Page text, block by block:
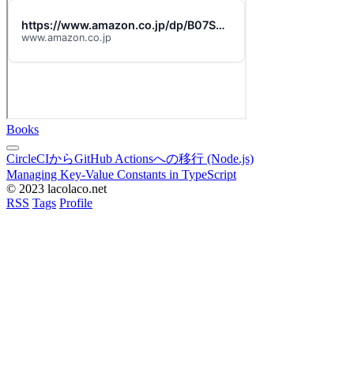
Books
CircleCIからGitHub Actionsへの移行 (Node.js)
Managing Key-Value Constants in TypeScript
© 2023 lacolaco.net
RSS Tags Profile